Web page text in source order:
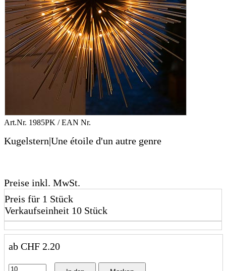
Art.Nr. 1985PK / EAN Nr.
Kugelstern|Une étoile d'un autre genre
Preise inkl. MwSt.
Preis für 1 Stück
Verkaufseinheit 10 Stück
ab CHF 2.20